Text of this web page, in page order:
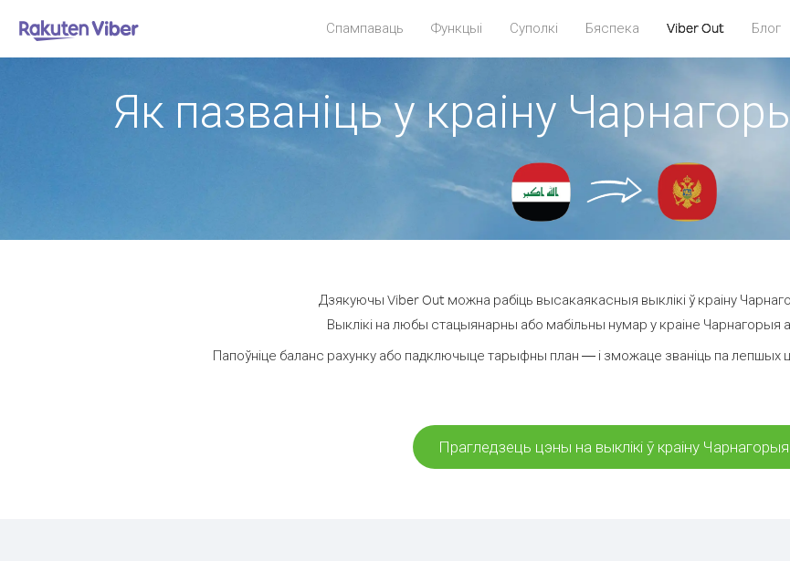
Спампаваць Функцыі Суполкі Бяспека Viber Out Блог
Як пазваніць у краіну
Дзякуючы Viber Out можна рабіць высакаякасныя выклікі ў краіну
Выклікі на любы стацыянарны або мабільны нумар у краіне Чарнагорыя
Папоўніце баланс рахунку або падключыце тарыфны план — і зможаце званіць па лепшых
Прагледзець цэны на выклікі ў краіну Чарнагорыя